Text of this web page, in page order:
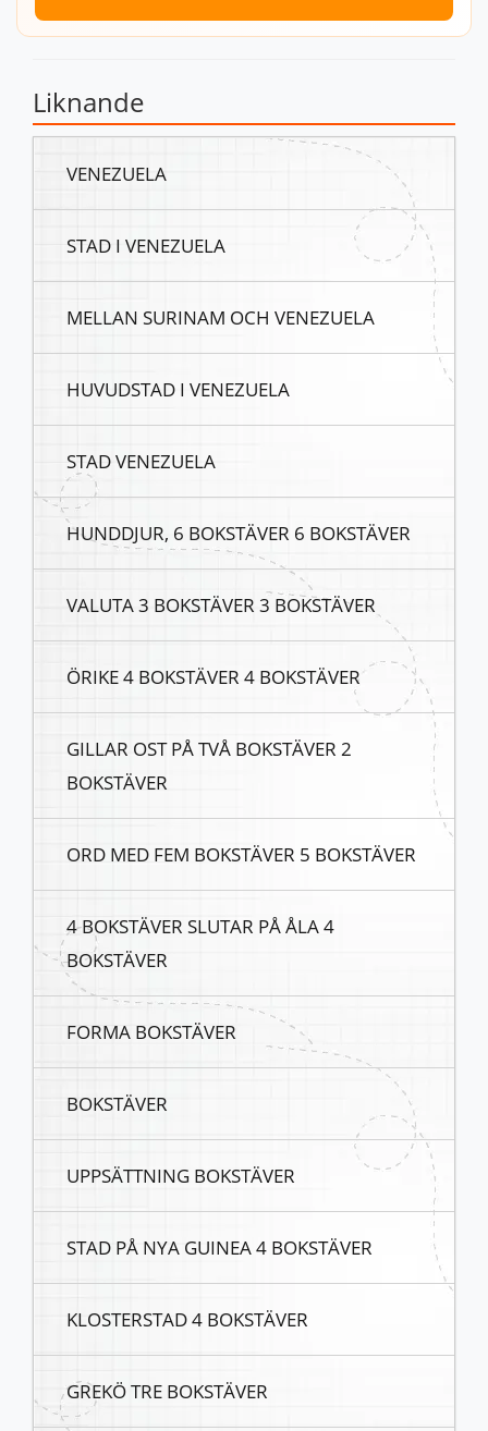
Liknande
VENEZUELA
STAD I VENEZUELA
MELLAN SURINAM OCH VENEZUELA
HUVUDSTAD I VENEZUELA
STAD VENEZUELA
HUNDDJUR, 6 BOKSTÄVER 6 BOKSTÄVER
VALUTA 3 BOKSTÄVER 3 BOKSTÄVER
ÖRIKE 4 BOKSTÄVER 4 BOKSTÄVER
GILLAR OST PÅ TVÅ BOKSTÄVER 2
BOKSTÄVER
ORD MED FEM BOKSTÄVER 5 BOKSTÄVER
4 BOKSTÄVER SLUTAR PÅ ÅLA 4
BOKSTÄVER
FORMA BOKSTÄVER
BOKSTÄVER
UPPSÄTTNING BOKSTÄVER
STAD PÅ NYA GUINEA 4 BOKSTÄVER
KLOSTERSTAD 4 BOKSTÄVER
GREKÖ TRE BOKSTÄVER